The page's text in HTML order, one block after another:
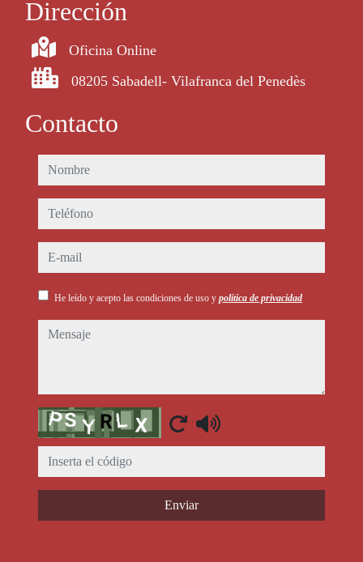
Dirección
Oficina Online
08205 Sabadell- Vilafranca del Penedès
Contacto
nombre
teléfono
e-mail
He leído y acepto las condiciones de uso y política de privacidad
mensaje
Captcha
Enviar